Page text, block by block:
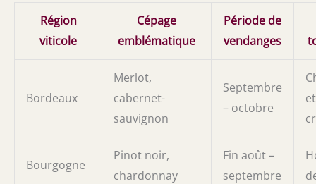
Région
viticole
Cépage
emblématique
Période de
vendanges
Bordeaux
Merlot,
cabernet-
sauvignon
Septembre
– octobre
Bourgogne
Pinot noir,
chardonnay
Fin août –
septembre